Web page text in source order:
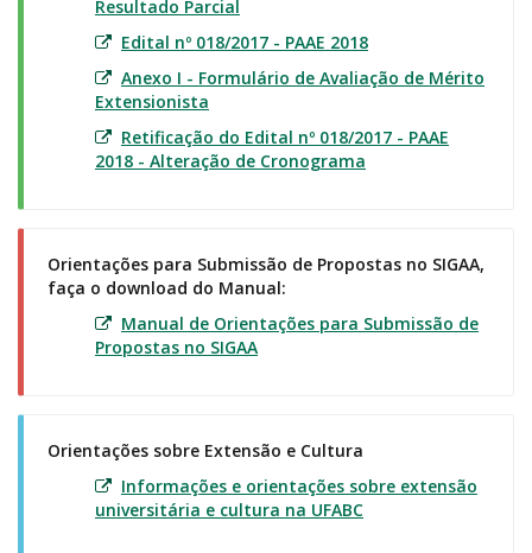
Resultado Parcial
Edital nº 018/2017 - PAAE 2018
Anexo I - Formulário de Avaliação de Mérito
Extensionista
Retificação do Edital nº 018/2017 - PAAE
2018 - Alteração de Cronograma
Orientações para Submissão de Propostas no SIGAA,
faça o download do Manual:
Manual de Orientações para Submissão de
Propostas no SIGAA
Orientações sobre Extensão e Cultura
Informações e orientações sobre extensão
universitária e cultura na UFABC